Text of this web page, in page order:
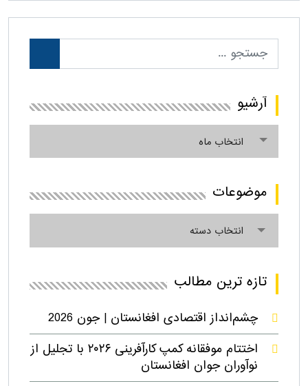
آرشیو
انتخاب ماه
موضوعات
انتخاب دسته
تازه ترین مطالب
چشم‌انداز اقتصادی افغانستان | جون 2026
اختتام موفقانه کمپ کارآفرینی ۲۰۲۶ با تجلیل از
نوآوران جوان افغانستان